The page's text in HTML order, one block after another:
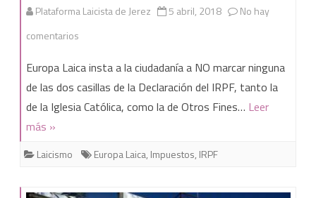
Plataforma Laicista de Jerez 5 abril, 2018
No hay
comentarios
Laica
denuncia
financiación
Europa Laica insta a la ciudadanía a NO marcar ninguna
de las dos casillas de la Declaración del IRPF, tanto la
de la Iglesia Católica, como la de Otros Fines… Leer
más »
Laicismo Europa Laica, Impuestos, IRPF